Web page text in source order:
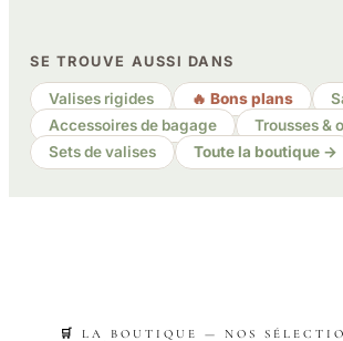
SE TROUVE AUSSI DANS
Valises rigides 🔥 Bons plans
Accessoires de bagage
Trousses &
Sets de valises
Toute la boutique →
🛒 LA BOUTIQUE — NOS